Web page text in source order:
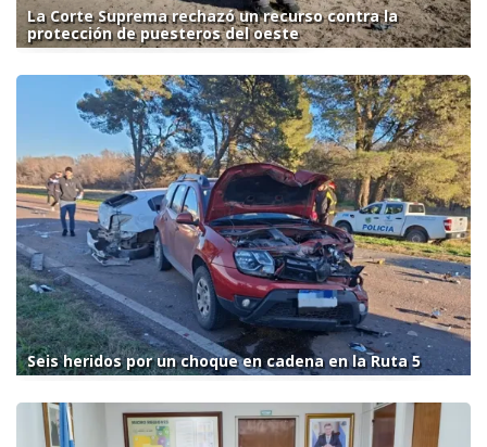
La Corte Suprema rechazó un recurso contra la
protección de puesteros del oeste
Seis heridos por un choque en cadena en la Ruta 5